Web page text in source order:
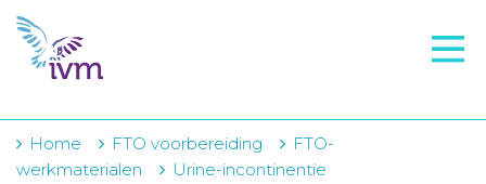
VMI
FTO voorbereiding
IVM-academie
Home FTO voorbereiding
FTO-
werkmaterialen
Urine-incontinentie